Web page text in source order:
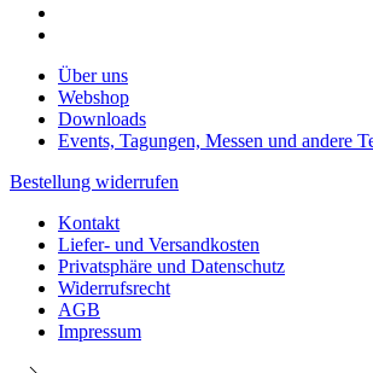
Über uns
Webshop
Downloads
Events, Tagungen, Messen und andere
Bestellung widerrufen
Kontakt
Liefer- und Versandkosten
Privatsphäre und Datenschutz
Widerrufsrecht
AGB
Impressum